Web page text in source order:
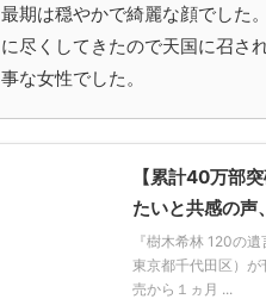
最期は穏やかで綺麗な顔でした
に尽くしてきたので天国に召さ
事な女性でした。
【累計40万部
たいと共感の声
『樹木希林 120の
東京都千代田区）
売から１ヵ月 ...